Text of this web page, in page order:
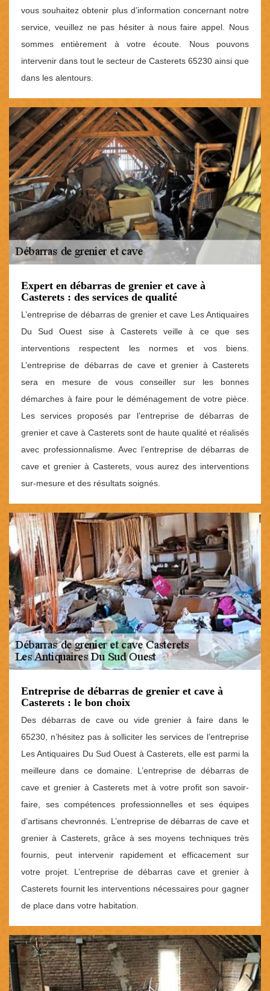
vous souhaitez obtenir plus d’information concernant notre
service, veuillez ne pas hésiter à nous faire appel. Nous
sommes entièrement à votre écoute. Nous pouvons
intervenir dans tout le secteur de Casterets 65230 ainsi que
dans les alentours.
Expert en débarras de grenier et cave à
Casterets : des services de qualité
L’entreprise de débarras de grenier et cave Les Antiquaires
Du Sud Ouest sise à Casterets veille à ce que ses
interventions respectent les normes et vos biens.
L’entreprise de débarras de cave et grenier à Casterets
sera en mesure de vous conseiller sur les bonnes
démarches à faire pour le déménagement de votre pièce.
Les services proposés par l’entreprise de débarras de
grenier et cave à Casterets sont de haute qualité et réalisés
avec professionnalisme. Avec l’entreprise de débarras de
cave et grenier à Casterets, vous aurez des interventions
sur-mesure et des résultats soignés.
Entreprise de débarras de grenier et cave à
Casterets : le bon choix
Des débarras de cave ou vide grenier à faire dans le
65230, n’hésitez pas à solliciter les services de l’entreprise
Les Antiquaires Du Sud Ouest à Casterets, elle est parmi la
meilleure dans ce domaine. L’entreprise de débarras de
cave et grenier à Casterets met à votre profit son savoir-
faire, ses compétences professionnelles et ses équipes
d’artisans chevronnés. L’entreprise de débarras de cave et
grenier à Casterets, grâce à ses moyens techniques très
fournis, peut intervenir rapidement et efficacement sur
votre projet. L’entreprise de débarras cave et grenier à
Casterets fournit les interventions nécessaires pour gagner
de place dans votre habitation.